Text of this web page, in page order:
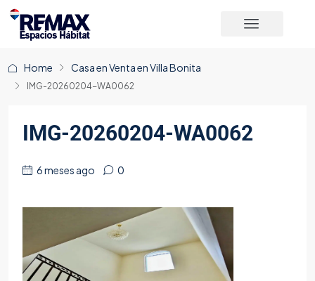
Home Casa en Venta en Villa Bonita
IMG-20260204-WA0062
IMG-20260204-WA0062
6 meses ago 0